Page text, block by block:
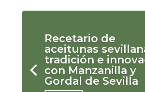
Recetario de
aceitunas
tradición e
con Manzanilla y
Gordal de Sevilla